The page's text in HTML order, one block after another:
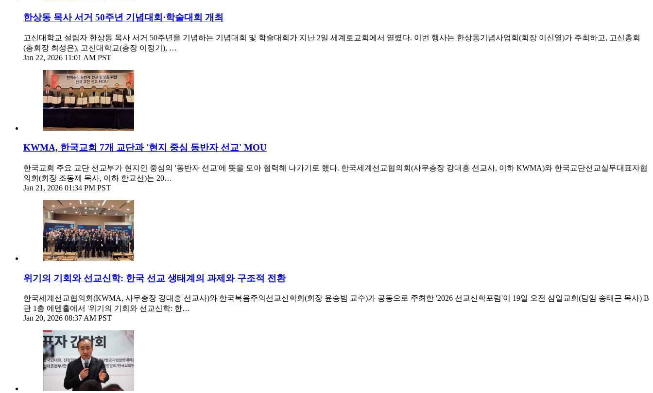
한상동 목사 서거 50주년 기념대회·학술대회 개최
고신대학교 설립자 한상동 목사 서거 50주년을 기념하는 기념대회 및 학술대회가 지난 2일 세계로교회에서 열렸다. 이번 행사는 한상동기념사업회(회장 이신열)가 주최하고, 고신총회
(총회장 최성은), 고신대학교(총장 이정기), …
Jan 22, 2026 11:01 AM PST
KWMA, 한국교회 7개 교단과 '현지 중심 동반자 선교' MOU
한국교회 주요 교단 선교부가 현지인 중심의 '동반자 선교'에 뜻을 모아 협력해 나가기로 했다. 한국세계선교협의회(사무총장 강대흥 선교사, 이하 KWMA)와 한국교단선교실무대표자협
의회(회장 조동제 목사, 이하 한교선)는 20…
Jan 21, 2026 01:34 PM PST
위기의 기회와 선교신학: 한국 선교 생태계의 과제와 구조적 전환
한국세계선교협의회(KWMA, 사무총장 강대흥 선교사)와 한국복음주의선교신학회(회장 윤승범 교수)가 공동으로 주최한 '2026 선교신학포럼'이 19일 오전 삼일교회(담임 송태근 목사) B
관 1층 에덴홀에서 '위기의 기회와 선교신학: 한…
Jan 20, 2026 08:37 AM PST